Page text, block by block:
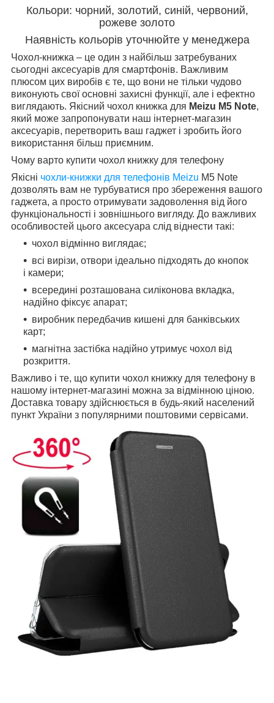
Кольори: чорний, золотий, синій, червоний,
рожеве золото
Наявність кольорів уточнюйте у менеджера
Чохол-книжка – це один з найбільш затребуваних
сьогодні аксесуарів для смартфонів. Важливим
плюсом цих виробів є те, що вони не тільки чудово
виконують свої основні захисні функції, але і ефектно
виглядають. Якісний чохол книжка для Meizu M5 Note,
який може запропонувати наш інтернет-магазин
аксесуарів, перетворить ваш гаджет і зробить його
використання більш приємним.
Чому варто купити чохол книжку для телефону
Якісні чохли-книжки для телефонів Meizu M5 Note
дозволять вам не турбуватися про збереження вашого
гаджета, а просто отримувати задоволення від його
функціональності і зовнішнього вигляду. До важливих
особливостей цього аксесуара слід віднести такі:
чохол відмінно виглядає;
всі вирізи, отвори ідеально підходять до кнопок
і камери;
всередині розташована силіконова вкладка,
надійно фіксує апарат;
виробник передбачив кишені для банківських
карт;
магнітна застібка надійно утримує чохол від
розкриття.
Важливо і те, що купити чохол книжку для телефону в
нашому інтернет-магазині можна за відмінною ціною.
Доставка товару здійснюється в будь-який населений
пункт України з популярними поштовими сервісами.